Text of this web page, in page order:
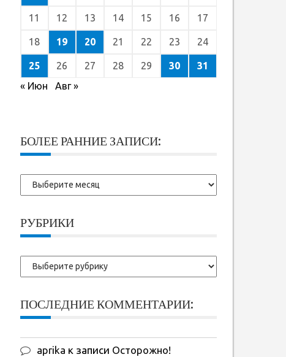
11 12 13 14 15 16 17
18 19 20 21 22 23 24
25 26 27 28 29 30
31
« Июн
Авг »
БОЛЕЕ РАННИЕ ЗАПИСИ:
Более
ранние
РУБРИКИ
Рубрики
ПОСЛЕДНИЕ КОММЕНТАРИИ:
aprika к записи Осторожно!